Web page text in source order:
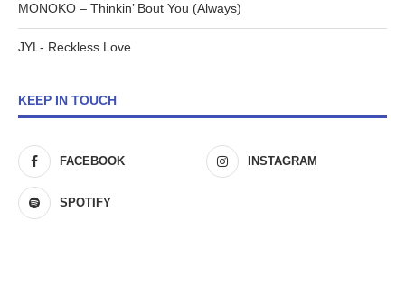
MONOKO – Thinkin’ Bout You (Always)
JYL- Reckless Love
KEEP IN TOUCH
FACEBOOK INSTAGRAM
SPOTIFY